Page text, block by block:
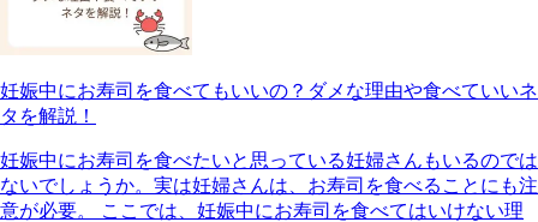
妊娠中にお寿司を食べてもいいの？ダメな理由や食べていいネ
タを解説！
妊娠中にお寿司を食べたいと思っている妊婦さんもいるのでは
ないでしょうか。実は妊婦さんは、お寿司を食べることにも注
意が必要。 ここでは、妊娠中にお寿司を食べてはいけない理